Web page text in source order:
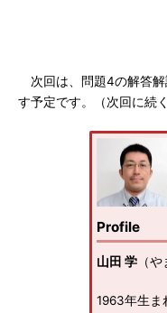
次回は、問題4の解答解
す予定です。（次回に続く
Profile
山田 学 （
1963年生ま